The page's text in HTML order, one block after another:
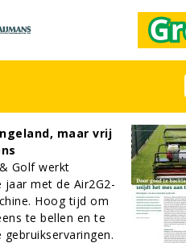
maar vrij
Golf werkt
jaar met de Air2G2-
Hoog tijd om
te bellen en te